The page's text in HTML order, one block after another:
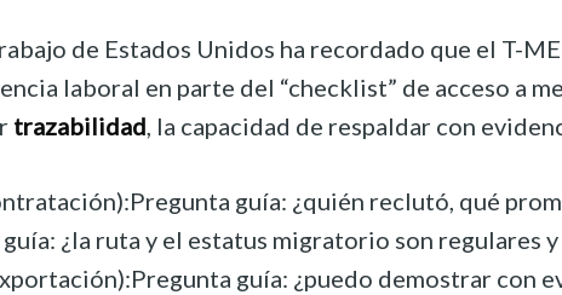
de Estados Unidos ha recordado que el T-
laboral en parte del “checklist” de acceso a
trazabilidad , la capacidad de respaldar con
guía: ¿quién reclutó, qué
¿la ruta y el estatus migratorio son
guía: ¿puedo demostrar